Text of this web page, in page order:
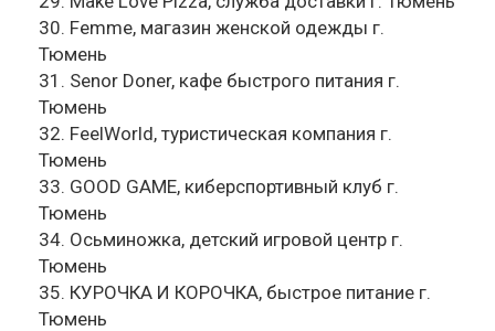
30. Femme, магазин женской одежды г.
Тюмень
31. Senor Doner, кафе быстрого питания г.
Тюмень
32. FeelWorld, туристическая компания г.
Тюмень
33. GOOD GAME, киберспортивный клуб г.
Тюмень
34. Осьминожка, детский игровой центр г.
Тюмень
35. КУРОЧКА И КОРОЧКА, быстрое питание г.
Тюмень